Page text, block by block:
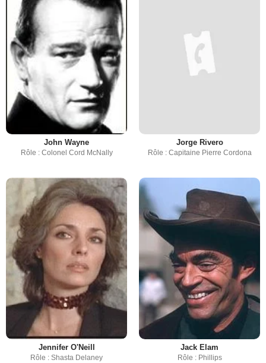
John Wayne
Rôle : Colonel Cord McNally
Jorge Rivero
Rôle : Capitaine Pierre Cordona
Jennifer O'Neill
Rôle : Shasta Delaney
Jack Elam
Rôle : Phillips